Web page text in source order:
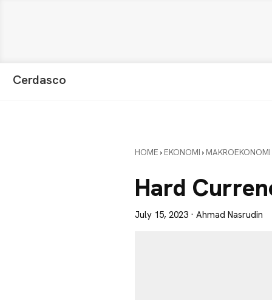
Cerdasco
HOME › EKONOMI › MAKROEKONOMI
Hard
July 15, 2023 · Ahmad Nasrudin